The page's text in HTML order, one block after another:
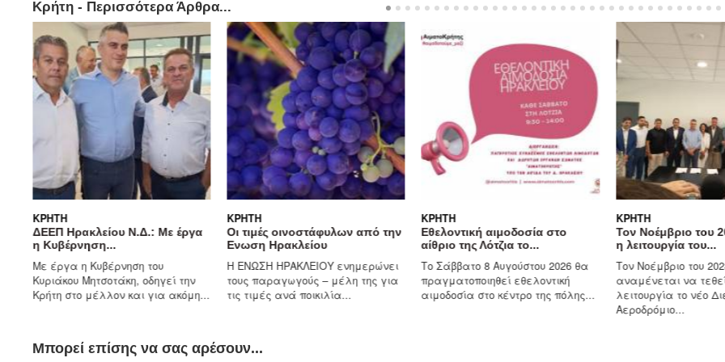
Κρήτη - Περισσότερα Άρθρα...
ΚΡΉΤΗ
ΔΕΕΠ Ηρακλείου Ν.Δ.: Με έργα
η Κυβέρνηση...
Με έργα η Κυβέρνηση του
Κυριάκου Μητσοτάκη, οδηγεί την
Κρήτη στο μέλλον και για ακόμη...
ΚΡΉΤΗ
Οι τιμές οινοστάφυλων από την
Ενωση Ηρακλείου
Η ΕΝΩΣΗ ΗΡΑΚΛΕΙΟΥ ενημερώνει
τους παραγωγούς – μέλη της για
τις τιμές ανά ποικιλία...
ΚΡΉΤΗ
Εθελοντική αιμοδοσία στο
αίθριο της Λότζια το...
Το Σάββατο 8 Αυγούστου 2026 θα
πραγματοποιηθεί εθελοντική
αιμοδοσία στο κέντρο της πόλης...
ΚΡΉΤΗ
Τον Νοέμβριο του
η λειτουργία του...
Τον Νοέμβριο του
αναμένεται να
λειτουργία το νέο
Αεροδρόμιο...
Μπορεί επίσης να σας αρέσουν...